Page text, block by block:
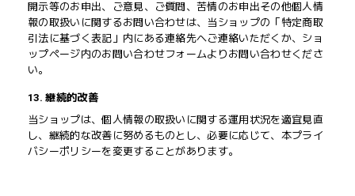
開示等のお申出、ご意見、ご質問、苦情のお申出その他個人情
報の取扱いに関するお問い合わせは、当ショップの「特定商取
引法に基づく表記」内にある連絡先へご連絡いただくか、ショ
ップページ内のお問い合わせフォームよりお問い合わせくださ
い。
13. 継続的改善
当ショップは、個人情報の取扱いに関する運用状況を適宜見直
し、継続的な改善に努めるものとし、必要に応じて、本プライ
バシーポリシーを変更することがあります。